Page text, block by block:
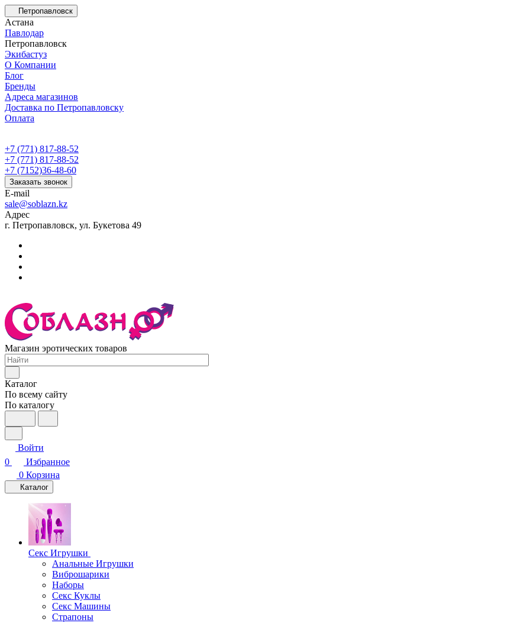
Петропавловск
Астана
Павлодар
Петропавловск
Экибастуз
О Компании
Блог
Бренды
Адреса магазинов
Доставка по Петропавловску
Оплата
+7 (771) 817-88-52
+7 (771) 817-88-52
+7 (7152)36-48-60
Заказать звонок
E-mail
sale@soblazn.kz
Адрес
г. Петропавловск, ул. Букетова 49
Магазин эротических товаров
Каталог
По всему сайту
По каталогу
Войти
0
Избранное
0 Корзина
Каталог
Секс Игрушки
Анальные Игрушки
Виброшарики
Наборы
Секс Куклы
Секс Машины
Страпоны